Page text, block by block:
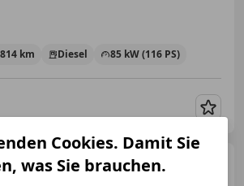
km Diesel 85 kW (116 PS)
Audi A6 40 TDI basis/
Cookies. Damit Sie
was Sie brauchen.